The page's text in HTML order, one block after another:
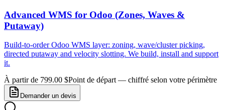
Advanced WMS for Odoo (Zones, Waves &
Putaway)
Build-to-order Odoo WMS layer: zoning, wave/cluster picking,
directed putaway and velocity slotting. We build, install and support
it.
À partir de 799.00 $Point de départ — chiffré selon votre périmètre
Demander un devis